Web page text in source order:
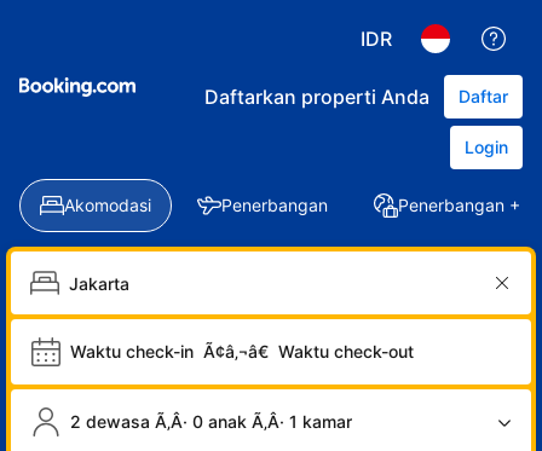
IDR
Daftarkan properti Anda Daftar
Login
Akomodasi Penerbangan Penerbangan +
Waktu check-in Ã¢â‚¬â€ Waktu check-out
2 dewasa Ã‚Â· 0 anak Ã‚Â· 1 kamar